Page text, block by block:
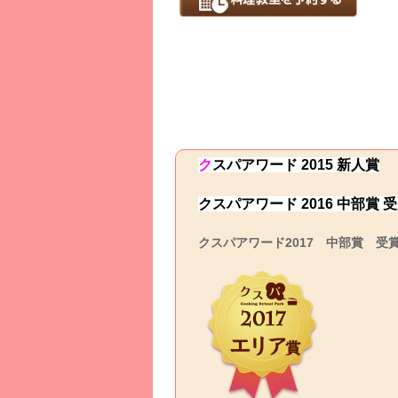
ク スパアワード 2015 新人賞
クスパアワード 2016 中部賞
クスパアワード2017 中部賞 受